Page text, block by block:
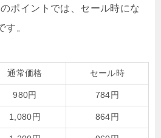
ポイントでは、セール時にな
す。
通常価格 セール時
980円 784円
1,080円 864円